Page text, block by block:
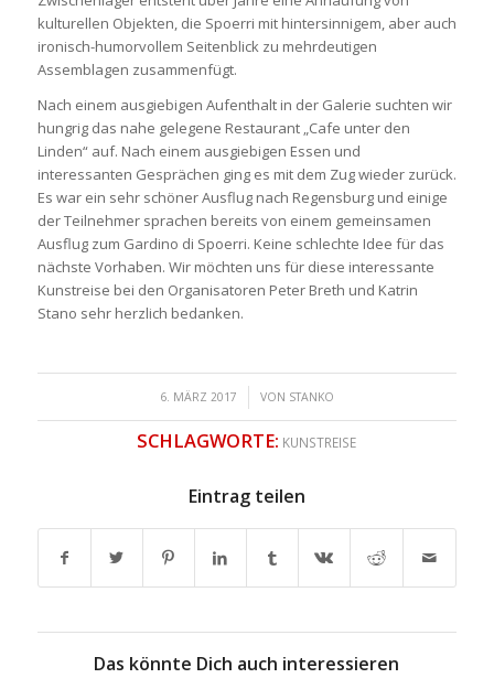
kulturellen Objekten, die Spoerri mit hintersinnigem, aber auch
ironisch-humorvollem Seitenblick zu mehrdeutigen
Assemblagen zusammenfügt.
Nach einem ausgiebigen Aufenthalt in der Galerie suchten wir
hungrig das nahe gelegene Restaurant „Cafe unter den
Linden“ auf. Nach einem ausgiebigen Essen und
interessanten Gesprächen ging es mit dem Zug wieder zurück.
Es war ein sehr schöner Ausflug nach Regensburg und einige
der Teilnehmer sprachen bereits von einem gemeinsamen
Ausflug zum Gardino di Spoerri. Keine schlechte Idee für das
nächste Vorhaben. Wir möchten uns für diese interessante
Kunstreise bei den Organisatoren Peter Breth und Katrin
Stano sehr herzlich bedanken.
6. MÄRZ 2017
/ VON STANKO
SCHLAGWORTE: KUNSTREISE
Eintrag teilen
Das könnte Dich auch interessieren